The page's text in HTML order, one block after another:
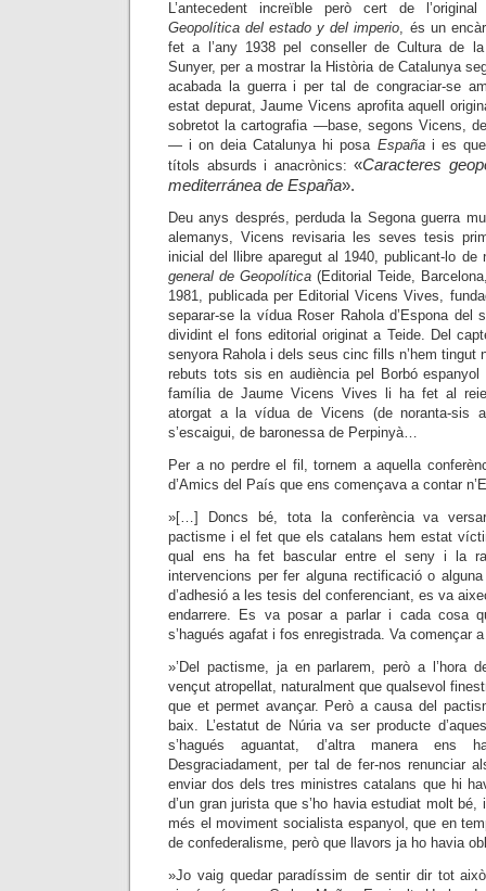
L’antecedent increïble però cert de
Geopolítica del estado y del imperio, és un
fet a l’any 1938 pel conseller de Cultura de
Sunyer, per a mostrar la Història de Catalunya
acabada la guerra i per tal de congraciar-se
estat depurat, Jaume Vicens aprofita aquell
sobretot la cartografia —base, segons Vicens,
— i on deia Catalunya hi posa Españai es
títols absurds i anacrònics: «Caracteres
mediterránea de España».
Deu anys després, perduda la Segona guerra
alemanys, Vicens revisaria les seves tesis
inicial del llibre aparegut al 1940, publicant-lo
general de Geopolítica (Editorial Teide,
1981, publicada per Editorial Vicens Vives,
separar-se la vídua Roser Rahola d’Espona del
dividint el fons editorial originat a Teide. Del
senyora Rahola i dels seus cinc fills n’hem tingut
rebuts tots sis en audiència pel Borbó espanyol
família de Jaume Vicens Vives li ha fet al
atorgat a la vídua de Vicens (de noranta-sis
s’escaigui, de baronessa de Perpinyà…
Per a no perdre el fil, tornem a aquella
d’Amics del País que ens començava a contar
»[…] Doncs bé, tota la conferència va
pactisme i el fet que els catalans hem estat
qual ens ha fet bascular entre el seny i la
intervencions per fer alguna rectificació o
d’adhesió a les tesis del conferenciant, es va
endarrere. Es va posar a parlar i cada cosa
s’hagués agafat i fos enregistrada. Va començar
»’Del pactisme, ja en parlarem, però a l’hora
vençut atropellat, naturalment que qualsevol
que et permet avançar. Però a causa del
baix. L’estatut de Núria va ser producte
s’hagués aguantat, d’altra manera ens
Desgraciadament, per tal de fer-nos renunciar
enviar dos dels tres ministres catalans que hi
d’un gran jurista que s’ho havia estudiat molt
més el moviment socialista espanyol, que en
de confederalisme, però que llavors ja ho havia
»Jo vaig quedar paradíssim de sentir dir tot